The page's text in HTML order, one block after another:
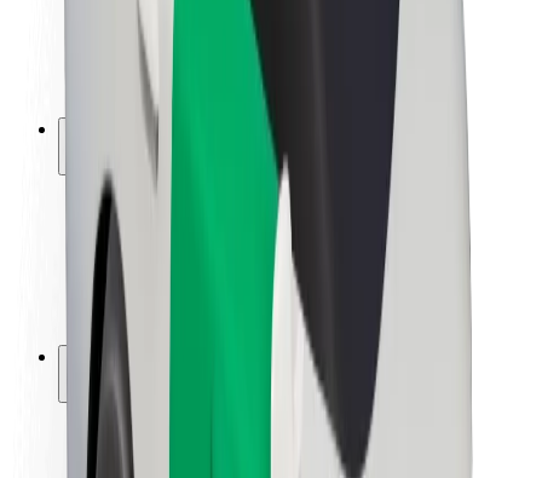
ბრენდი
მედია
ურბანული ფონდი
უსაფრთხოება
მგზავრების უსაფრთხოება
მძღოლების უსაფრთხოება
სკუტერის უსაფრთხოება
უსაფრთხოება
ქალაქები
ლოკაციები
ქალაქი უკეთესობისკენ